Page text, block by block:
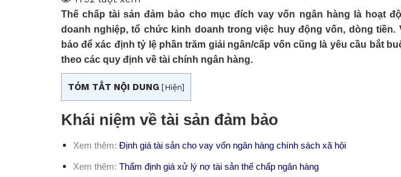
Thế chấp tài sản đảm bảo cho mục đích vay vốn ngân hàng là hoạt
doanh nghiệp, tổ chức kinh doanh trong việc huy động vốn, dòng tiền.
bảo để xác định tỷ lệ phần trăm giải ngân/cấp vốn cũng là yêu cầu bắt
theo các quy định về tài chính ngân hàng.
TÓM TẮT NỘI DUNG [Hiện]
Khái niệm về tài sản đảm bảo
Xem thêm:Định giá tài sản cho vay vốn ngân hàng chính sách xã hội
Xem thêm:Thẩm định giá xử lý nợ tài sản thế chấp ngân hàng